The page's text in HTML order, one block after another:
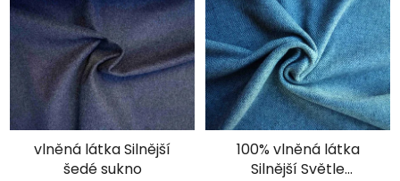
vlněná látka Silnější
šedé sukno
100% vlněná látka
Silnější Světle